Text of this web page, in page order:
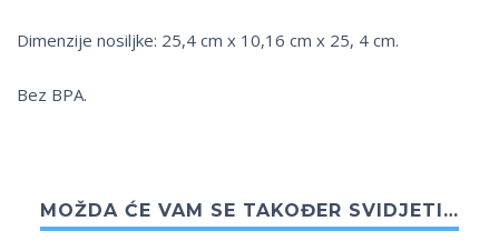
Dimenzije nosiljke: 25,4 cm x 10,16 cm x 25, 4 cm.
Bez BPA.
MOŽDA ĆE VAM SE TAKOĐER SVIDJETI…